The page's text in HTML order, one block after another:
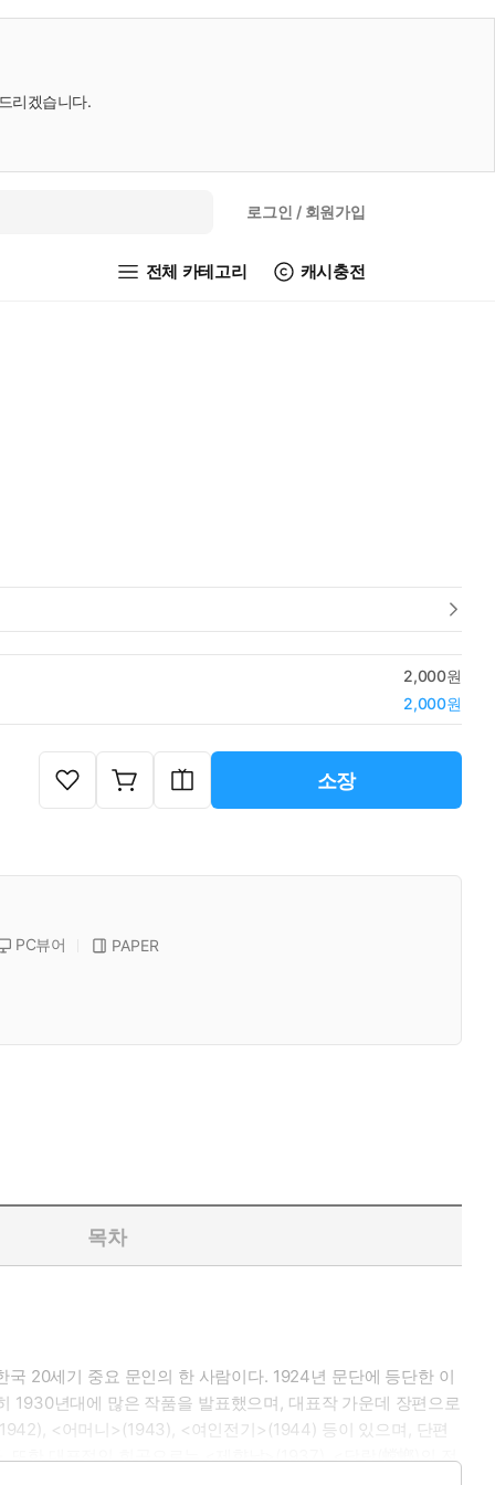
리겠습니다.
로그인 / 회원가입
전체 카테고리 캐시충전
2,000원
2,000원
소장
PC뷰어
PAPER
목차
20세기 중요 문인의 한 사람이다. 1924년 문단에 등단한 이
년대에 많은 작품을 발표했으며, 대표작 가운데 장편으로
<어머니>(1943), <여인전기>(1944) 등이 있으며, 단편
한 대표적인 희곡으로는 <제향날>(1937), <당랑(螳螂)의 전